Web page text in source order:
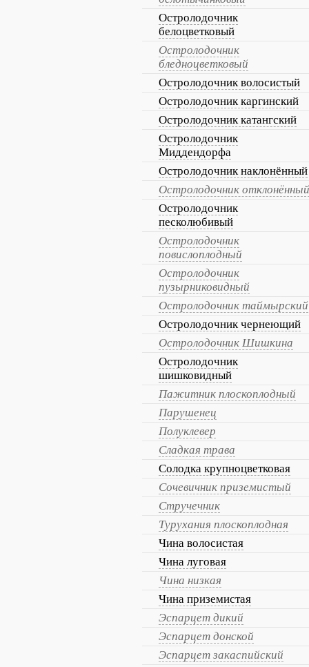
Остролодочник
белоцветковый
Остролодочник
бледноцветковый
Остролодочник волосистый
Остролодочник каргинский
Остролодочник катангский
Остролодочник
Миддендорфа
Остролодочник наклонённый
Остролодочник отклонённый
Остролодочник
песколюбивый
Остролодочник
повислоплодный
Остролодочник
пузырниковидный
Остролодочник таймырский
Остролодочник чернеющий
Остролодочник Шишкина
Остролодочник
шишковидный
Пажитник плоскоплодный
Парушенец
Полуклевер
Сладкая трава
Солодка крупноцветковая
Сочевичник приземистый
Стручечник
Турухания плоскоплодная
Чина волосистая
Чина луговая
Чина низкая
Чина приземистая
Эспарцет дикий
Эспарцет донской
Эспарцет закаспийский